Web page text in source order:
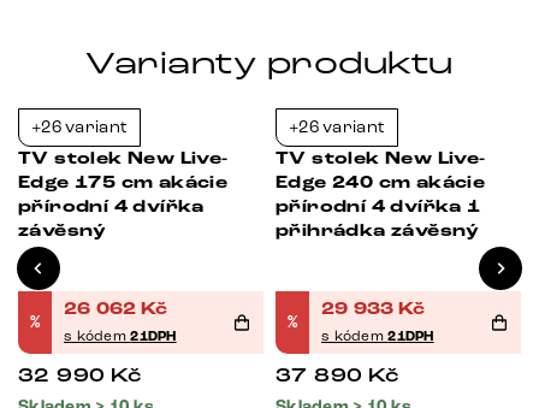
Varianty produktu
+26 variant
TV stolek New Live-
Edge 175 cm akácie
přírodní 4 dvířka
závěsný
%
26 062 Kč
s kódem21DPH
32 990 Kč
+26 variant
TV stolek New Live-
Edge 240 cm akácie
přírodní 4 dvířka 1
přihrádka závěsný
%
29 933 Kč
s kódem21DPH
37 890 Kč